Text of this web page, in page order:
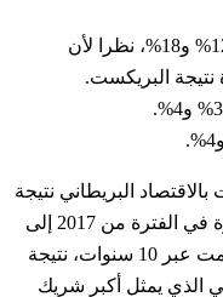
انخفاض الاستثمار بنسبة تتراوح بين 12% و18%، نظرا لأن
نتيجة البريكست.
البريطاني نتيجة
البريكست كانت تدريجية، ولم تكن ظاهرة في الفترة من 2017 إلى
2018 عقب الاستفتاء مباشرة، لكنها تراكمت عبر 10 سنوات، نتيجة
الذي يمثل أكبر شريك